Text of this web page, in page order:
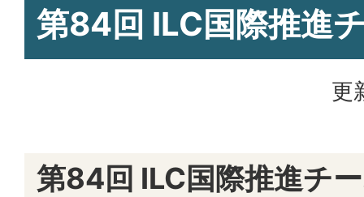
第84回 ILC国際推進
更
第84回 ILC国際推進チ